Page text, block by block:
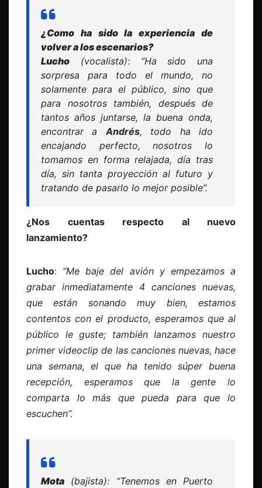
¿Como ha sido la experiencia de
volver a los escenarios?
Lucho (vocalista): “Ha sido una
sorpresa para todo el mundo, no
solamente para el público, sino que
para nosotros también, después de
tantos años juntarse, la buena onda,
encontrar aAndrés, todo ha ido
encajando perfecto, nosotros lo
tomamos en forma relajada, día tras
día, sin tanta proyección al futuro y
tratando de pasarlo lo mejor posible”.
¿Nos cuentas respecto al nuevo
lanzamiento?
Lucho: “Me baje del avión y empezamos a
grabar inmediatamente 4 canciones nuevas,
que están sonando muy bien, estamos
contentos con el producto, esperamos que al
público le guste; también lanzamos nuestro
primer videoclipde las canciones nuevas, hace
una semana, el que ha tenido súper buena
recepción, esperamos que la gente lo
comparta lo más que pueda para que lo
escuchen”.
Mota (bajista): “Tenemos en Puerto